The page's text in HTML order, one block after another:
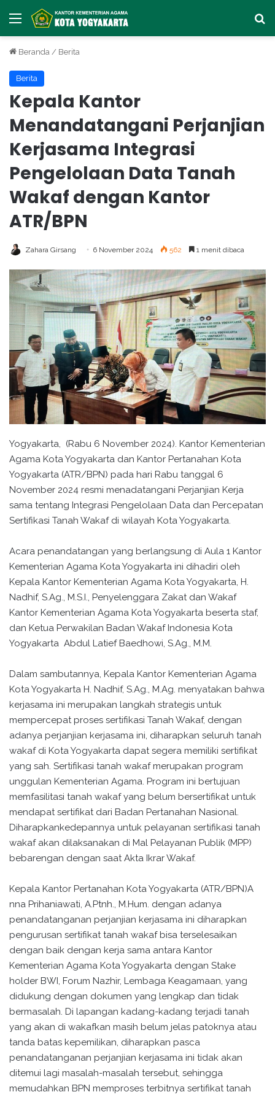
Menu
Beranda / Berita
Berita
Kepala Kantor
Menandatangani Perjanjian
Kerjasama Integrasi
Pengelolaan Data Tanah
Wakaf dengan Kantor
ATR/BPN
Zahara Girsang 6 November 2024 562 1 menit dibaca
Yogyakarta, (Rabu 6 November 2024). Kantor Kementerian
Agama Kota Yogyakarta dan Kantor Pertanahan Kota
Yogyakarta (ATR/BPN) pada hari Rabu tanggal 6
November 2024 resmi menadatangani Perjanjian Kerja
sama tentang Integrasi Pengelolaan Data dan Percepatan
Sertifikasi Tanah Wakaf di wilayah Kota Yogyakarta.
Acara penandatangan yang berlangsung di Aula 1 Kantor
Kementerian Agama Kota Yogyakarta ini dihadiri oleh
Kepala Kantor Kementerian Agama Kota Yogyakarta, H.
Nadhif, S.Ag., M.S.I., Penyelenggara Zakat dan Wakaf
Kantor Kementerian Agama Kota Yogyakarta beserta staf,
dan Ketua Perwakilan Badan Wakaf Indonesia Kota
Yogyakarta Abdul Latief Baedhowi, S.Ag., M.M.
Dalam sambutannya, Kepala Kantor Kementerian Agama
Kota Yogyakarta H. Nadhif, S.Ag., M.Ag. menyatakan bahwa
kerjasama ini merupakan langkah strategis untuk
mempercepat proses sertifikasi Tanah Wakaf, dengan
adanya perjanjian kerjasama ini, diharapkan seluruh tanah
wakaf di Kota Yogyakarta dapat segera memiliki sertifikat
yang sah. Sertifikasi tanah wakaf merupakan program
unggulan Kementerian Agama. Program ini bertujuan
memfasilitasi tanah wakaf yang belum bersertifikat untuk
mendapat sertifikat dari Badan Pertanahan Nasional.
Diharapkankedepannya untuk pelayanan sertifikasi tanah
wakaf akan dilaksanakan di Mal Pelayanan Publik (MPP)
bebarengan dengan saat Akta Ikrar Wakaf.
Kepala Kantor Pertanahan Kota Yogyakarta (ATR/BPN)A
nna Prihaniawati, A.Ptnh., M.Hum. dengan adanya
penandatanganan perjanjian kerjasama ini diharapkan
pengurusan sertifikat tanah wakaf bisa terselesaikan
dengan baik dengan kerja sama antara Kantor
Kementerian Agama Kota Yogyakarta dengan Stake
holder BWI, Forum Nazhir, Lembaga Keagamaan, yang
didukung dengan dokumen yang lengkap dan tidak
bermasalah. Di lapangan kadang-kadang terjadi tanah
yang akan di wakafkan masih belum jelas patoknya atau
tanda batas kepemilikan, diharapkan pasca
penandatanganan perjanjian kerjasama ini tidak akan
ditemui lagi masalah-masalah tersebut, sehingga
memudahkan BPN memproses terbitnya sertifikat tanah